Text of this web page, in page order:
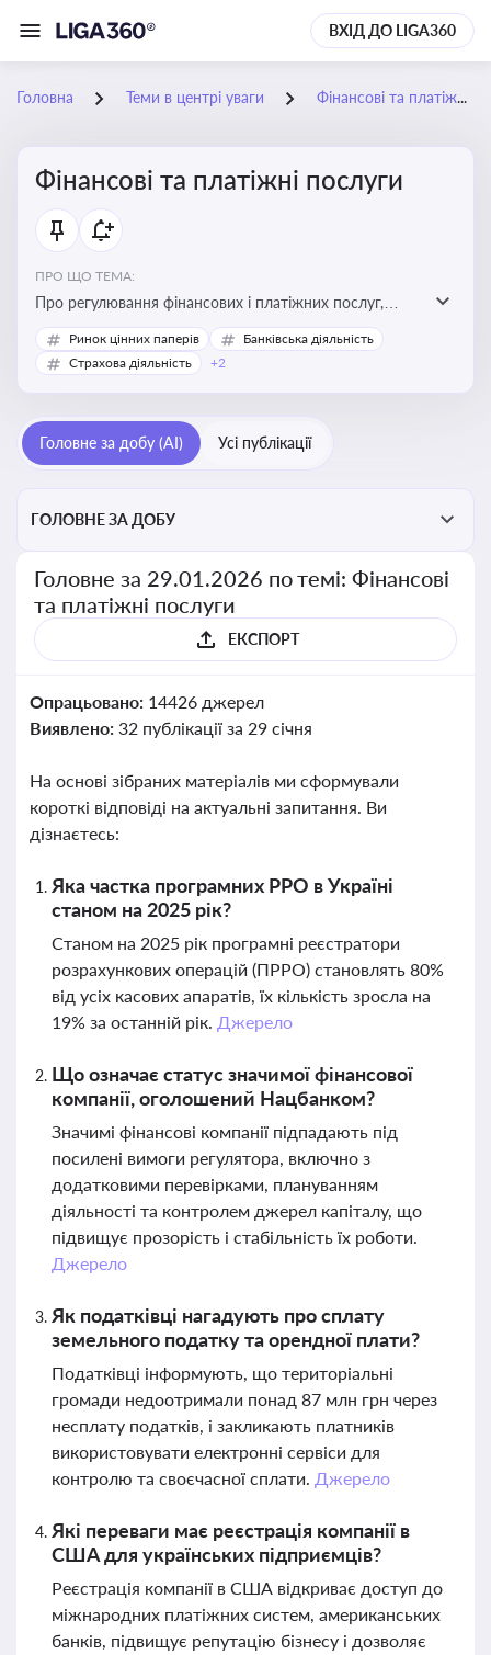
ВХІД ДО LIGA360
Головна Теми в центрі уваги Фінансові та платіжні послуги
Фінансові та платіжні послуги
ПРО ЩО ТЕМА:
Про регулювання фінансових і платіжних послуг,
управління коштами, приймання платежів та
дотримання ліцензійних вимог
Ринок цінних паперів
Банківська діяльність
Страхова діяльність
+2
Головне за добу (AI) Усі публікації
ГОЛОВНЕ ЗА ДОБУ
Головне за 29.01.2026 по темі: Фінансові
та платіжні послуги
ЕКСПОРТ
Опрацьовано: 14426 джерел
Виявлено: 32 публікації за 29 січня
На основі зібраних матеріалів ми сформували
короткі відповіді на актуальні запитання. Ви
дізнаєтесь:
Яка частка програмних РРО в Україні
станом на 2025 рік?
Станом на 2025 рік програмні реєстратори
розрахункових операцій (ПРРО) становлять 80%
від усіх касових апаратів, їх кількість зросла на
19% за останній рік. Джерело
Що означає статус значимої фінансової
компанії, оголошений Нацбанком?
Значимі фінансові компанії підпадають під
посилені вимоги регулятора, включно з
додатковими перевірками, плануванням
діяльності та контролем джерел капіталу, що
підвищує прозорість і стабільність їх роботи.
Джерело
Як податківці нагадують про сплату
земельного податку та орендної плати?
Податківці інформують, що територіальні
громади недоотримали понад 87 млн грн через
несплату податків, і закликають платників
використовувати електронні сервіси для
контролю та своєчасної сплати. Джерело
Які переваги має реєстрація компанії в
США для українських підприємців?
Реєстрація компанії в США відкриває доступ до
міжнародних платіжних систем, американських
банків, підвищує репутацію бізнесу і дозволяє